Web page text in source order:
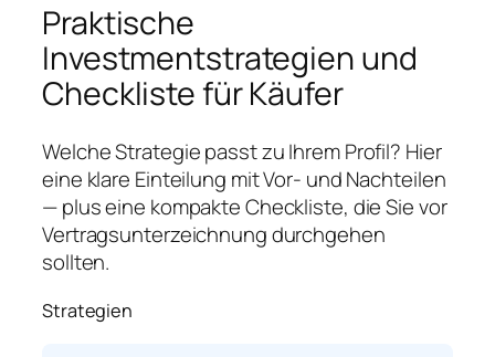
Praktische
Investmentstrategien und
Checkliste für Käufer
Welche Strategie passt zu Ihrem Profil? Hier
eine klare Einteilung mit Vor- und Nachteilen
— plus eine kompakte Checkliste, die Sie vor
Vertragsunterzeichnung durchgehen
sollten.
Strategien